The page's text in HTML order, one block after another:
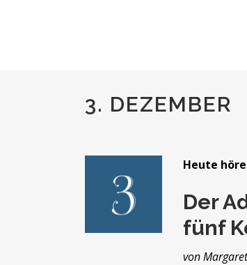
3. DEZEMBER
Heute
Der
fünf
von